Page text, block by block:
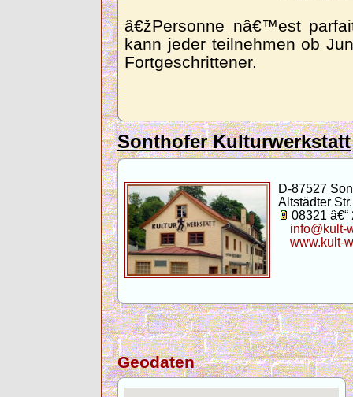
â€žPersonne nâ€™est
kann jeder teilnehmen ob
Fortgeschrittener.
Sonthofer Kulturwerkstatt
D-87527
Altstädter
08321 â€“
info@kult-
www.kult-
Geodaten